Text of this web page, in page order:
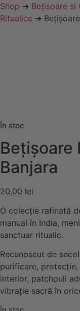
Shop ➔ Bețisoare si
Ritualice ➔
În stoc
Bețișoare
Banjara
20,00 lei
O colecție rafinată
manual în India,
sanctuar ritualic.
Recunoscut de
purificare,
interior, patchouli
vibrație sacră în